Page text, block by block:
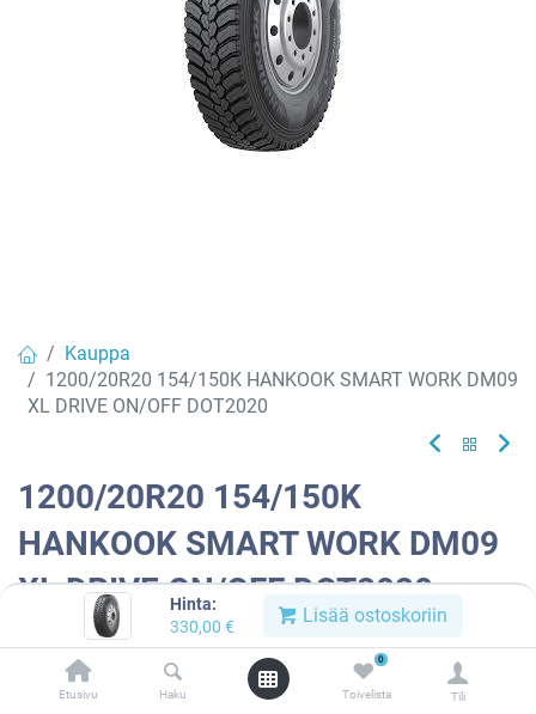
Hinta:
330,00 € Lisää ostoskoriin
Etusivu Haku
0
Toivelista Tili
Kauppa
1200/20R20 154/150K HANKOOK SMART WORK DM09
XL DRIVE ON/OFF DOT2020
1200/20R20 154/150K
HANKOOK SMART WORK DM09
XL DRIVE ON/OFF DOT2020
Tuotekoodi:633300
Tällä tuotteella ei ole kelvollista yhdistelmää.